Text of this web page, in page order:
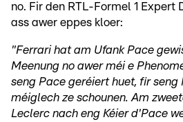
no. Fir den RTL-Formel 1 Expert
ass awer eppes kloer:
"Ferrari hat am Ufank Pace
Meenung no awer méi e
seng Pace geréiert huet, fir seng
méiglech ze schounen. Am
Leclerc nach eng Kéier d'Pace